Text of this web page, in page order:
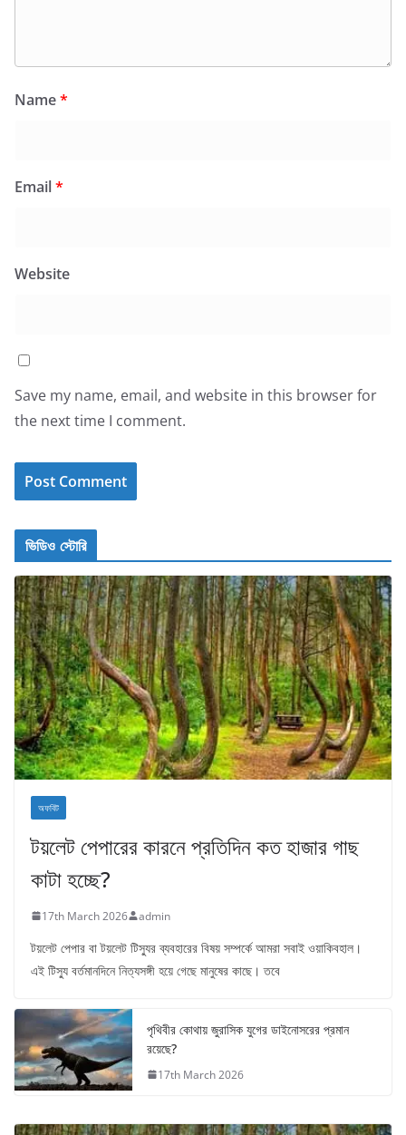
Name*
Email*
Website
Save my name, email, and website in this browser for
the next time I comment.
ভিডিও স্টোরি
অফবিট
টয়লেট পেপারের কারনে প্রতিদিন কত হাজার গাছ
কাটা হচ্ছে?
17th March 2026 admin
টয়লেট পেপার বা টয়লেট টিস্যুর ব্যবহারের বিষয় সম্পর্কে আমরা সবাই ওয়াকিবহাল।
এই টিস্যু বর্তমানদিনে নিত্যসঙ্গী হয়ে গেছে মানুষের কাছে। তবে
পৃথিবীর কোথায় জুরাসিক যুগের ডাইনোসরের প্রমান
রয়েছে?
17th March 2026